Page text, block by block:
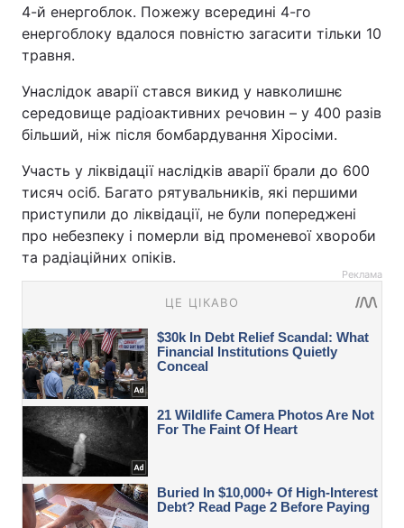
4-й енергоблок. Пожежу всередині 4-го
енергоблоку вдалося повністю загасити тільки 10
травня.
Унаслідок аварії стався викид у навколишнє
середовище радіоактивних речовин – у 400 разів
більший, ніж після бомбардування Хіросіми.
Участь у ліквідації наслідків аварії брали до 600
тисяч осіб. Багато рятувальників, які першими
приступили до ліквідації, не були попереджені
про небезпеку і померли від променевої хвороби
та радіаційних опіків.
Реклама